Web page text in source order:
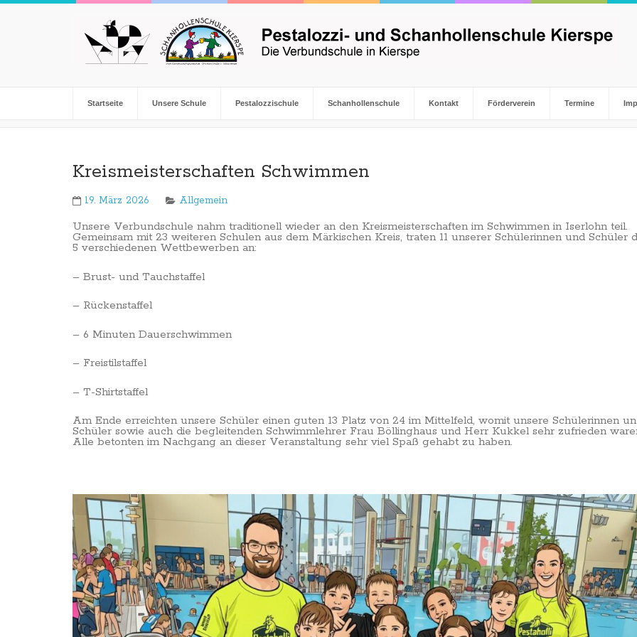
Startseite Unsere Schule Pestalozzischule Schanhollenschule Kontakt Förderverein Termine
Kreismeisterschaften Schwimmen
19. März 2026 Allgemein
Unsere Verbundschule nahm traditionell wieder an den Kreismeisterschaften im Schwimmen in Iserlohn teil.
Gemeinsam mit 23 weiteren Schulen aus dem Märkischen Kreis, traten 11 unserer Schülerinnen und Schüler
5 verschiedenen Wettbewerben an:
– Brust- und Tauchstaffel
– Rückenstaffel
– 6 Minuten Dauerschwimmen
– Freistilstaffel
– T-Shirtstaffel
Am Ende erreichten unsere Schüler einen guten 13 Platz von 24 im Mittelfeld, womit unsere Schülerinnen
Schüler sowie auch die begleitenden Schwimmlehrer Frau Böllinghaus und Herr Kukkel sehr zufrieden
Alle betonten im Nachgang an dieser Veranstaltung sehr viel Spaß gehabt zu haben.